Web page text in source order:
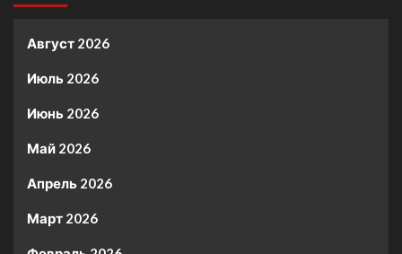
Август 2026
Июль 2026
Июнь 2026
Май 2026
Апрель 2026
Март 2026